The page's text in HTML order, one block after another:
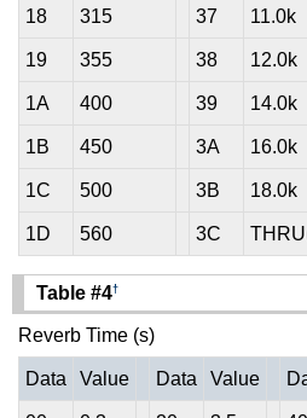
18 315 37 11.0k
19 355 38 12.0k
1A 400 39 14.0k
1B 450 3A 16.0k
1C 500 3B 18.0k
1D 560 3C
Table #4†
Reverb Time (s)
Data Value Data Value